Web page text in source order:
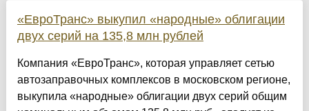
«ЕвроТранс» выкупил «народные» облигации
двух серий на 135,8 млн рублей
Компания «ЕвроТранс», которая управляет сетью
автозаправочных комплексов в московском регионе,
выкупила «народные» облигации двух серий общим